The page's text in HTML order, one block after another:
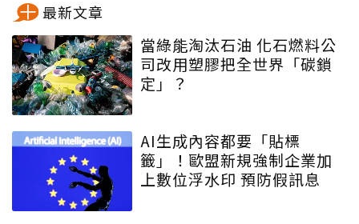
最新文章
當綠能淘汰石油 化石燃料公
司改用塑膠把全世界「碳鎖
定」？
AI生成內容都要「貼標
籤」！歐盟新規強制企業加
上數位浮水印 預防假訊息